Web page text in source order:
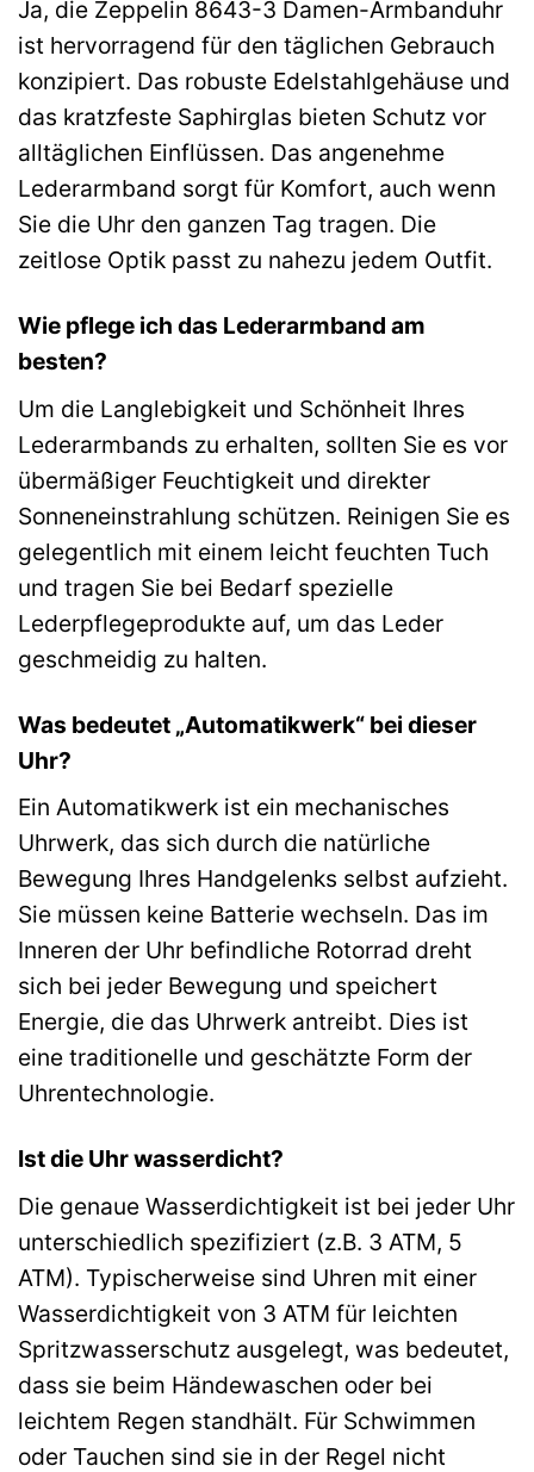
Ja, die Zeppelin 8643-3 Damen-Armbanduhr
ist hervorragend für den täglichen Gebrauch
konzipiert. Das robuste Edelstahlgehäuse und
das kratzfeste Saphirglas bieten Schutz vor
alltäglichen Einflüssen. Das angenehme
Lederarmband sorgt für Komfort, auch wenn
Sie die Uhr den ganzen Tag tragen. Die
zeitlose Optik passt zu nahezu jedem Outfit.
Wie pflege ich das Lederarmband am
besten?
Um die Langlebigkeit und Schönheit Ihres
Lederarmbands zu erhalten, sollten Sie es vor
übermäßiger Feuchtigkeit und direkter
Sonneneinstrahlung schützen. Reinigen Sie es
gelegentlich mit einem leicht feuchten Tuch
und tragen Sie bei Bedarf spezielle
Lederpflegeprodukte auf, um das Leder
geschmeidig zu halten.
Was bedeutet „Automatikwerk“ bei dieser
Uhr?
Ein Automatikwerk ist ein mechanisches
Uhrwerk, das sich durch die natürliche
Bewegung Ihres Handgelenks selbst aufzieht.
Sie müssen keine Batterie wechseln. Das im
Inneren der Uhr befindliche Rotorrad dreht
sich bei jeder Bewegung und speichert
Energie, die das Uhrwerk antreibt. Dies ist
eine traditionelle und geschätzte Form der
Uhrentechnologie.
Ist die Uhr wasserdicht?
Die genaue Wasserdichtigkeit ist bei jeder Uhr
unterschiedlich spezifiziert (z.B. 3 ATM, 5
ATM). Typischerweise sind Uhren mit einer
Wasserdichtigkeit von 3 ATM für leichten
Spritzwasserschutz ausgelegt, was bedeutet,
dass sie beim Händewaschen oder bei
leichtem Regen standhält. Für Schwimmen
oder Tauchen sind sie in der Regel nicht